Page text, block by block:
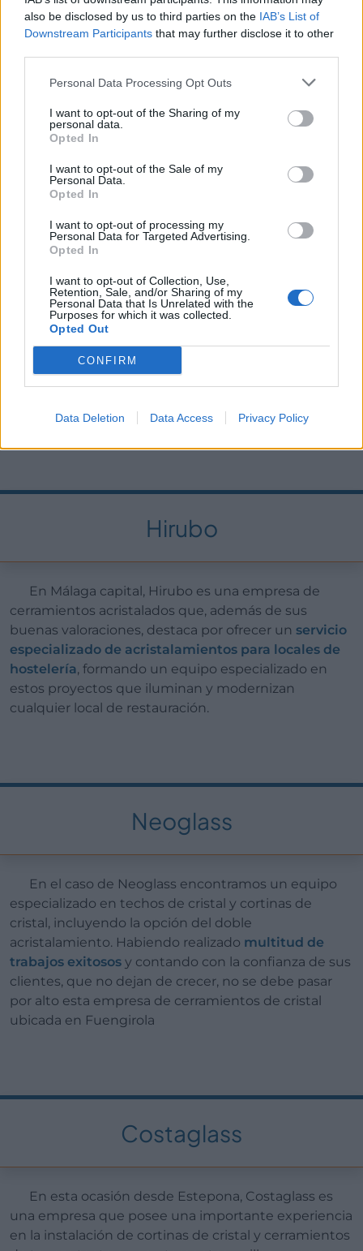
also be disclosed by us to third parties on the IAB’s List of
Downstream Participants that may further disclose it to other
Personal Data Processing Opt Outs
I want to opt-out of the Sharing of my
personal data.
Opted In
I want to opt-out of the Sale of my
Personal Data.
Opted In
I want to opt-out of processing my
Personal Data for Targeted Advertising.
Opted In
I want to opt-out of Collection, Use,
Retention, Sale, and/or Sharing of my
Personal Data that Is Unrelated with the
Purposes for which it was collected.
Opted Out
CONFIRM
Data Deletion Data Access Privacy Policy
encontramos productos tan interesantes (y no
presentes en todos los catálogos) como lasparedes
motorizadas de cristal
. Si a esto sumamos la amplia
los complementos que te permitirán personalizar tu
de cerramientos de terrazas en Málaga de necesaria
mención.
Moderglass cuenta con15 años
instalación de cerramientos en porches, terrazas o
balcones así como de cortinas de cristal. Destaca en
este caso surelación calidad/precio
entre las empresas de acristalamiento en Málaga.
Hirubo
En Málaga capital, Hirubo es una empresa de
cerramientos acristalados que, además de sus
buenas valoraciones, destaca por ofrecer un servicio
especializado de acristalamientos para locales de
hostelería, formando un equipo especializado en
estos proyectos que iluminan y modernizan
cualquier local de restauración.
Neoglass
En el caso de Neoglass encontramos un equipo
especializado en techos de cristal y cortinas de
cristal, incluyendo la opción del doble
acristalamiento. Habiendo realizado multitud de
trabajos exitosos y contando con la confianza de sus
clientes, que no dejan de crecer, no se debe pasar
por alto esta empresa de cerramientos de cristal
ubicada en Fuengirola
Costaglass
En esta ocasión desde Estepona, Costaglass es
una empresa que posee una importante experiencia
en la instalación de cortinas de cristal y cerramientos